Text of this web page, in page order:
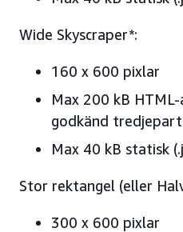
Wide Skyscraper*:
160 x 600 pixlar
Max 200 kB
godkänd
Max 40 kB statisk
Stor rektangel (eller
300 x 600 pixlar